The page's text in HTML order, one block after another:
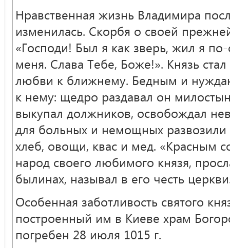
Нравственная жизнь Владимира
изменилась. Скорбя о своей
«Господи! Был я как зверь, жил я
меня. Слава Тебе, Боже!». Князь
любви к ближнему. Бедным и
к нему: щедро раздавал он
выкупал должников, освобождал
для больных и немощных
хлеб, овощи, квас и мед. «Красным
народ своего любимого князя,
былинах, называл в его честь
Особенная заботливость святого
построенный им в Киеве храм
погребен 28 июля 1015 г.